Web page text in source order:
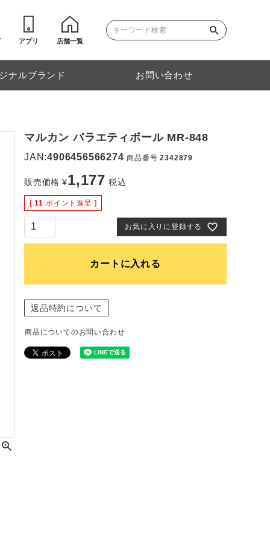
アプリ 店舗一覧
ナルブランド お問い合わせ
マルカン バラエティボール MR-848
JAN:4906456566274 商品番号 2342879
販売価格 ¥1,177 税込
[ 11 ポイント進呈 ]
お気に入りに登録する
カートに入れる
返品特約について
商品についてのお問い合わせ